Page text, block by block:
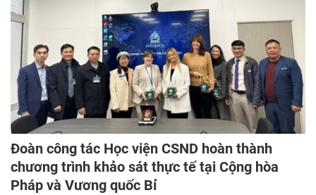
Đoàn công tác Học viện CSND hoàn thành
chương trình khảo sát thực tế tại Cộng hòa
Pháp và Vương quốc Bỉ